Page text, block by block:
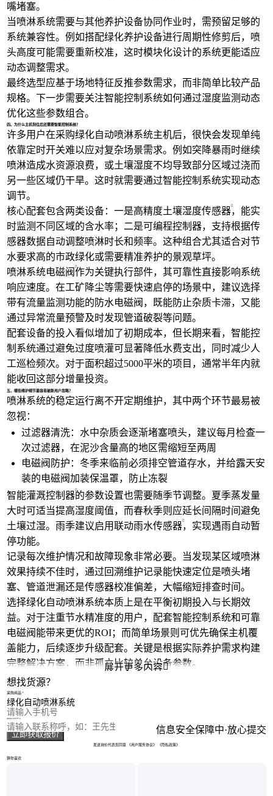
嘴堵塞。
当喷淋系统需要与其他养护设备协同作业时，需预留足够的
系统兼容性。例如搭配绿化养护设备进行周期性修剪后，喷
头高度可能需要重新校准，这时模块化设计的系统更能适应
动态调整需求。
最终选型应基于场地特征反推参数需求，而非简单比较产品
规格。下一步需要关注智能控制系统如何通过湿度监测动态
优化这些参数组合。
四、为什么主机到位后还需要智能控制系统？
许多用户在采购绿化自动喷淋系统主机后，很快会发现单纯
依靠定时开关难以应对复杂场景需求。例如突降暴雨时继续
喷淋造成水资源浪费，或土壤湿度不均导致部分区域过浇而
另一些区域仍干旱。这时就需要通过智能控制系统实现动态
调节。
核心配套包含两类设备：一是高精度土壤湿度传感器，能实
时监测不同区域的含水率；二是可编程控制器，支持根据传
感器数据自动调整喷淋时长和频率。这种组合尤其适合对节
水要求高的市政绿化或需要精准养护的景观草坪。
喷淋系统电磁阀作为关键执行部件，其可靠性直接影响系统
响应速度。在工矿降尘等需要快速启停的场景中，建议选择
带有流量监测功能的防水电磁阀，既能防止杂质卡滞，又能
通过异常流量预警及时发现管道破裂等问题。
配套设备的投入看似增加了初期成本，但长期来看，智能控
制系统通过避免过度喷灌可显著降低水费支出，同时减少人
工巡检频次。对于面积超过5000平米的项目，通常半年内就
能收回这部分增量投资。
五、哪些维护细节最容易被新用户忽略？
喷淋系统的稳定运行离不开定期维护，其中两个环节最易被
忽视：
过滤器清洗：水中杂质会逐渐堵塞喷头，建议每月检查一
次过滤器，在泥沙含量高的地区需缩短至两周
电磁阀防护：冬季来临前必须排空管道存水，并给露天安
装的电磁阀加装保温罩，防止冻裂
智能灌溉控制器的参数设置也需要随季节调整。夏季蒸发量
大时可适当提高湿度阈值，而春秋季则应延长间隔时间避免
土壤过湿。雨季建议启用联动雨水传感器，实现遇雨自动暂
停功能。
记录每次维护情况和故障现象非常必要。当发现某区域喷淋
效果持续不佳时，通过回溯维护记录能快速定位是喷头堵
塞、管道泄漏还是传感器校准偏差，大幅缩短排查时间。
选择绿化自动喷淋系统本质上是在平衡初期投入与长期效
益。对于注重节水精准度的用户，配套智能控制系统和可靠
电磁阀能带来更优的ROI；而简单场景则可优先确保主机覆
盖能力，后续逐步升级配套。关键是根据实际养护需求构建
完整解决方案，而非孤立比较单台设备参数。
展开更多内容
想找货源？
采购商品
您的电话
您的称呼
立即获取报价 信息安全保障中·放心提交
发送询价代表您同意 《用户服务协议》 《隐私政策》
猜你喜欢